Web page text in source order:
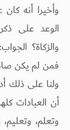
وأخيرا أنه
الوعد على ذكر
والزكاة؟
فمن لم يكن
ولنا على ذلك
أن العبادات
وتعلم،